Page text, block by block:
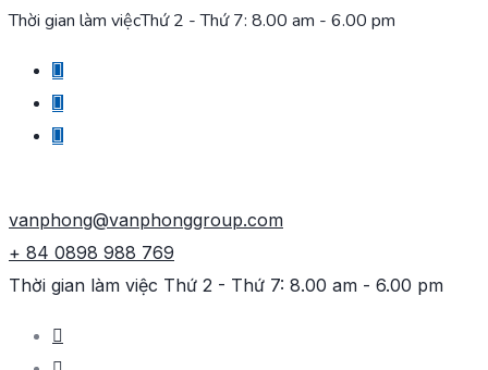
Thời gian làm việcThứ 2 - Thứ 7: 8.00 am - 6.00 pm
vanphong@vanphonggroup.com
+ 84 0898 988 769
Thời gian làm việc Thứ 2 - Thứ 7: 8.00 am - 6.00 pm